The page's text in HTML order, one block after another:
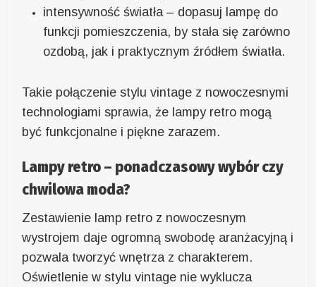
intensywność światła – dopasuj lampę do
funkcji pomieszczenia, by stała się zarówno
ozdobą, jak i praktycznym źródłem światła.
Takie połączenie stylu vintage z nowoczesnymi
technologiami sprawia, że lampy retro mogą
być funkcjonalne i piękne zarazem.
Lampy retro – ponadczasowy wybór czy
chwilowa moda?
Zestawienie lamp retro z nowoczesnym
wystrojem daje ogromną swobodę aranżacyjną i
pozwala tworzyć wnętrza z charakterem.
Oświetlenie w stylu vintage nie wyklucza